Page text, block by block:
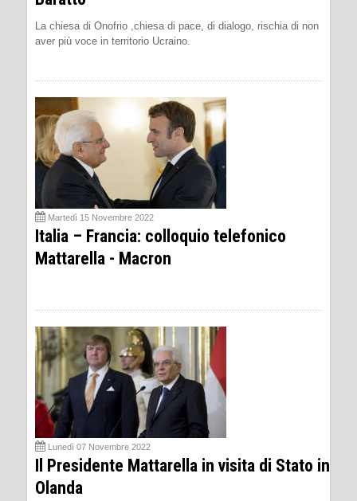
La chiesa di Onofrio ,chiesa di pace, di dialogo, rischia di non
aver più voce in territorio Ucraino.
Martedì 15 Novembre 2022
Italia – Francia: colloquio telefonico
Mattarella - Macron
Lunedì 07 Novembre 2022
Il Presidente Mattarella in visita di Stato in
Olanda